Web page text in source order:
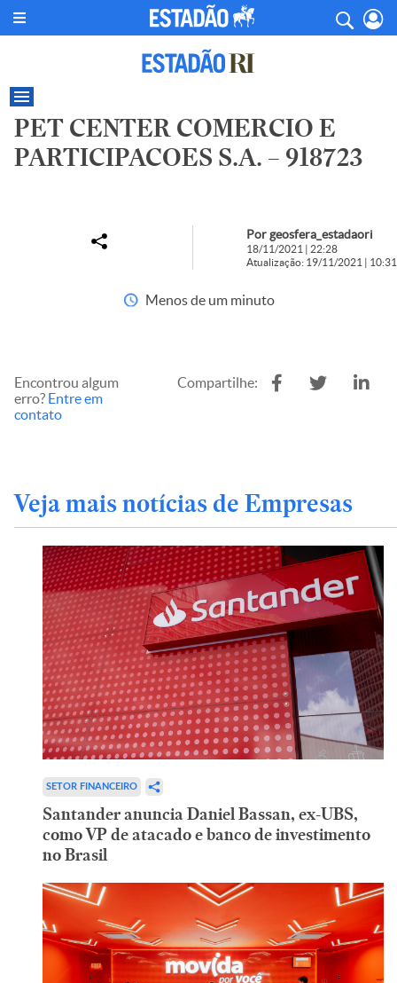
PET CENTER COMERCIO E
PARTICIPACOES S.A. – 918723
Por geosfera_estadaori
18/11/2021 | 22:28
Atualização: 19/11/2021 | 10:31
Menos de um minuto
Encontrou algum
erro? Entre em
contato
Compartilhe:
Veja mais notícias de Empresas
SETOR FINANCEIRO
Santander anuncia Daniel Bassan, ex-UBS,
como VP de atacado e banco de investimento
no Brasil